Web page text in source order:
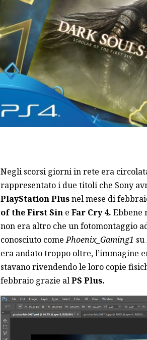
Negli scorsi giorni in rete era
rappresentato i due titoli che Sony
PlayStation Plusnel mese di
of the First Sin e Far Cry 4. Ebbene
non era altro che un fotomontaggio
conosciuto come Phoenix_Gaming1
era andato troppo oltre, l’immagine
stavano rivendendo le loro copie
febbraio grazie alPS Plus.